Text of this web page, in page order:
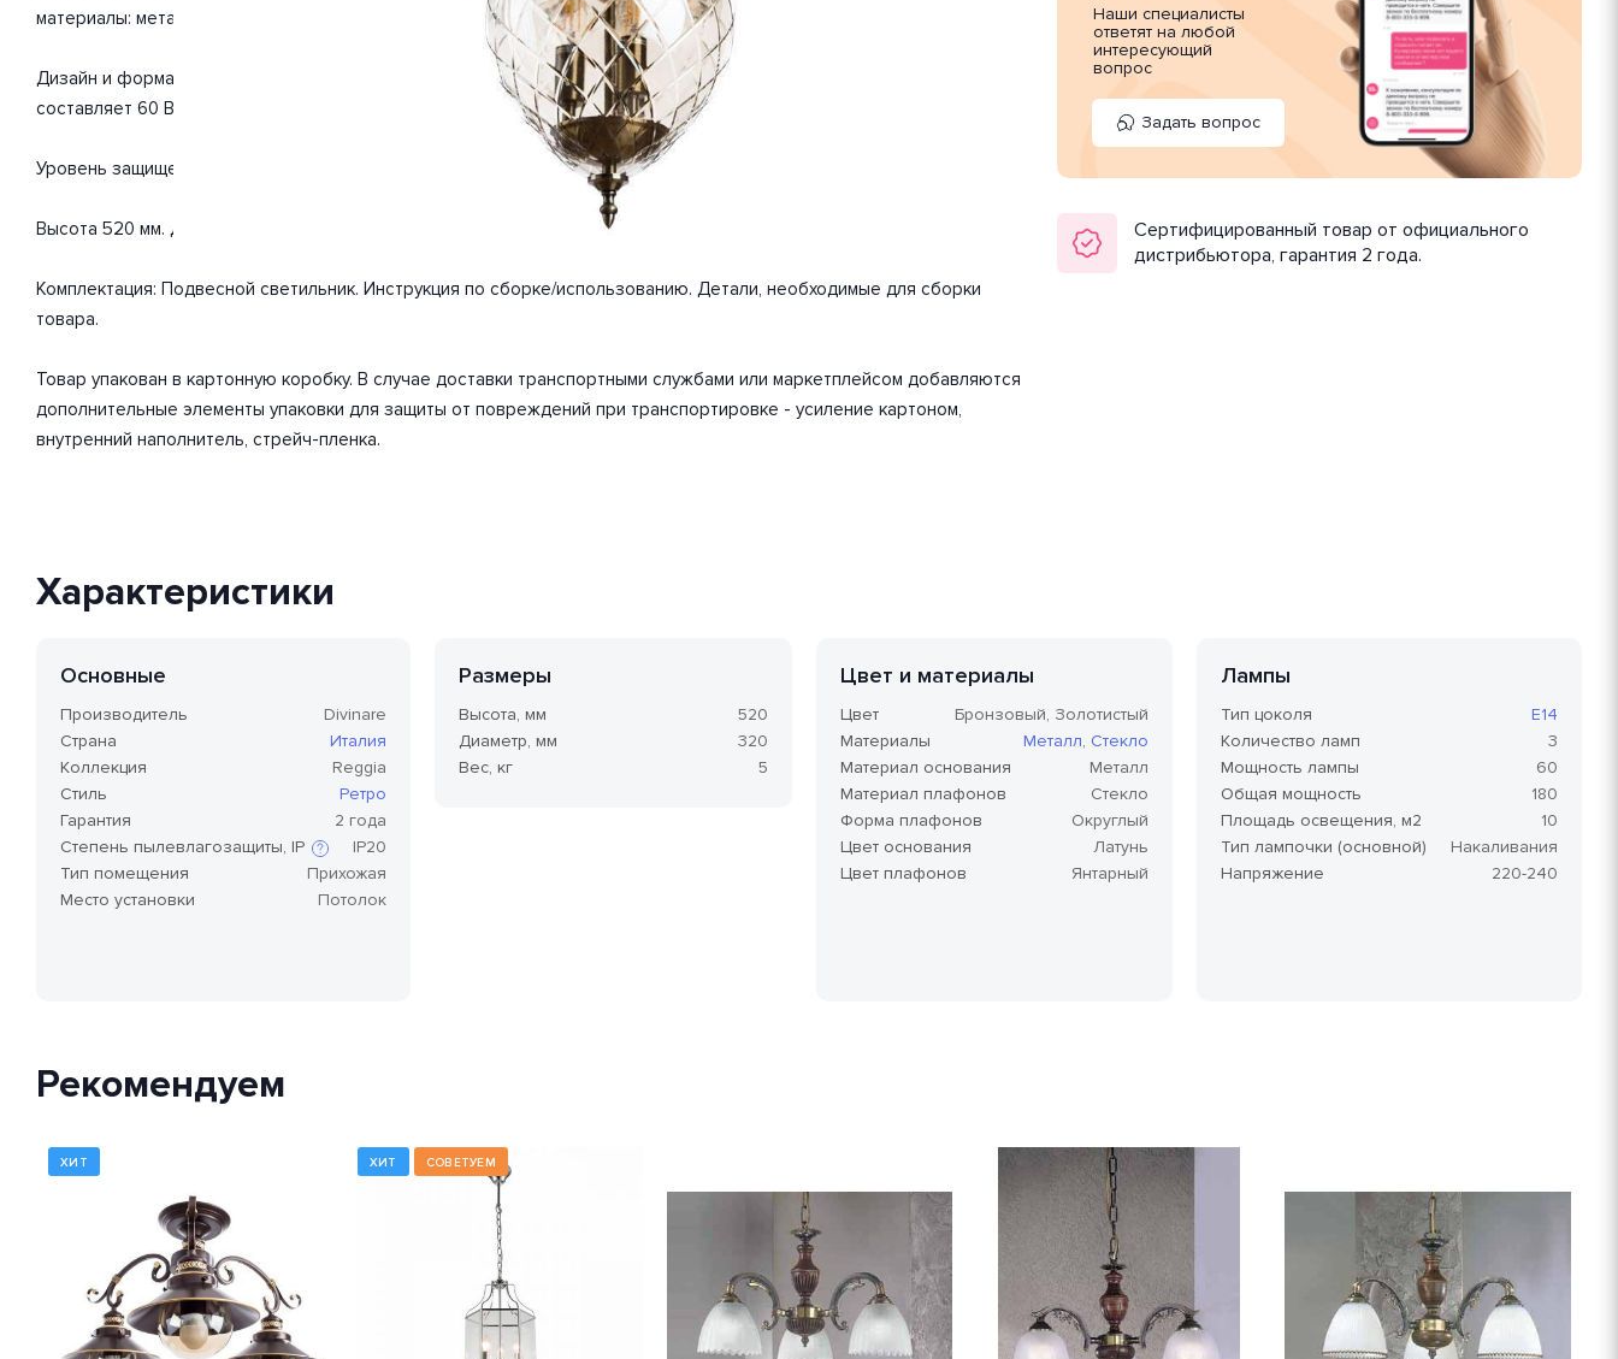
материалы: металл, стекло. С учетом технических характеристик мощности хватит для освещения 10 м2.
Дизайн и форма плафона округлый. Цоколь E14. Вид ламп: накаливания. Количество ламп 3 шт. Мощность одной лампы
составляет 60 Вт. Общая мощность 180 Вт. Напряжение 220-240 Вольт.
Уровень защищенности от влаги и пыли IP20. Расширенная гарантия на товар 2 года.
Высота 520 мм. Диаметр 320 мм. Вес товара 5 кг.
Комплектация: Подвесной светильник. Инструкция по сборке/использованию. Детали, необходимые для сборки
товара.
Товар упакован в картонную коробку. В случае доставки транспортными службами или маркетплейсом добавляются
дополнительные элементы упаковки для защиты от повреждений при транспортировке - усиление картоном,
внутренний наполнитель, стрейч-пленка.
Наши специалисты
ответят на любой
интересующий
вопрос
Задать вопрос
Сертифицированный товар от официального
дистрибьютора, гарантия 2 года.
Характеристики
Основные
Производитель
Divinare
Страна
Италия
Коллекция
Reggia
Стиль
Ретро
Гарантия
2 года
Степень пылевлагозащиты, IP
защиты внешней оболочки
устройства от попадания внутрь
IP20
Тип помещения
Прихожая
Место установки
Потолок
Размеры
Высота, мм
520
Диаметр, мм
320
Вес, кг
5
Цвет и материалы
Цвет
Бронзовый, Золотистый
Материалы
Металл, Стекло
Материал основания
Металл
Материал плафонов
Стекло
Форма плафонов
Округлый
Цвет основания
Латунь
Цвет плафонов
Янтарный
Лампы
Тип цоколя
E14
Количество ламп
3
Мощность лампы
60
Общая мощность
180
Площадь освещения, м2
10
Тип лампочки (основной)
Накаливания
Напряжение
220-240
Рекомендуем
ХИТ ХИТ СОВЕТУЕМ